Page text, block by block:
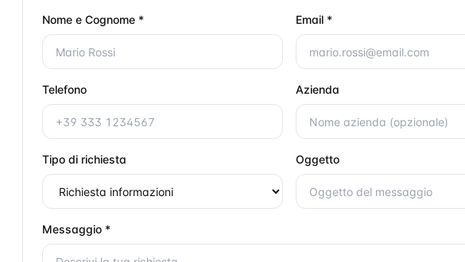
Nome e Cognome * Email *
Telefono Azienda
Tipo di richiesta Oggetto
Messaggio *